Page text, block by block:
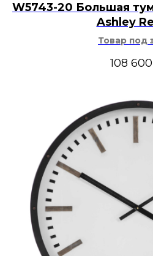
W5743-20 Большая
Ashley
Товар под
108 600